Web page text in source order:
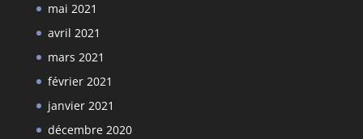
mai 2021
avril 2021
mars 2021
février 2021
janvier 2021
décembre 2020